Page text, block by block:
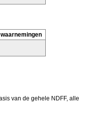
van de gehele NDFF, alle